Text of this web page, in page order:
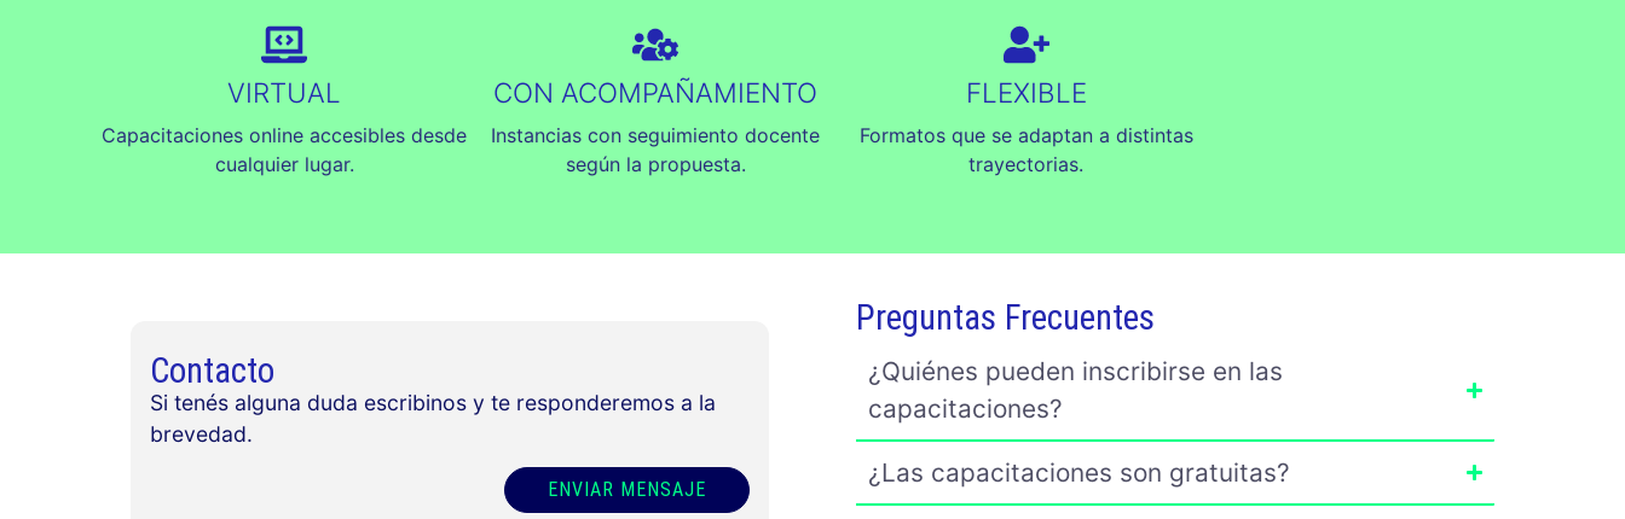
VIRTUAL
Capacitaciones online accesibles desde
cualquier lugar.
CON ACOMPAÑAMIENTO
Instancias con seguimiento docente
según la propuesta.
FLEXIBLE
Formatos que se adaptan a distintas
trayectorias.
Contacto
Si tenés alguna duda escribinos y te responderemos a la
brevedad.
ENVIAR MENSAJE
Preguntas Frecuentes
¿Quiénes pueden inscribirse en las
capacitaciones?
¿Las capacitaciones son gratuitas?